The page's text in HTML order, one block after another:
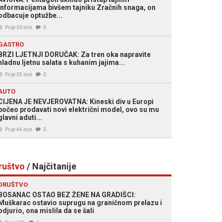
bivšem tajniku Zračnih snaga, on
optužbe...
Prije 30 min 0
LJETNJI DORUČAK: Za tren oka napravite
ljetnu salata s kuhanim jajima...
Prije 35 min 0
JE NEVJEROVATNA: Kineski div u Europi
prodavati novi električni model, ovo su mu
aduti...
Prije 44 min 0
/ Najčitanije
OSTAO BEZ ŽENE NA GRADIŠCI:
ostavio suprugu na graničnom prelazu i
ona mislila da se šali